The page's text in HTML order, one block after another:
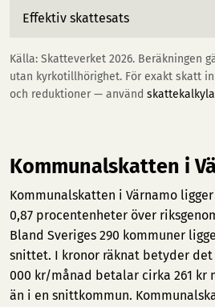
Effektiv skattesats
Källa: Skatteverket 2026. Beräkningen
utan kyrkotillhörighet. För exakt skatt
och reduktioner — använd
Kommunalskatten i
Kommunalskatten i Värnamo
0,87 procentenheter över
Bland Sveriges 290 kommuner
snittet. I kronor räknat betyder
000 kr/månad betalar cirka 261 kr
än i en snittkommun.